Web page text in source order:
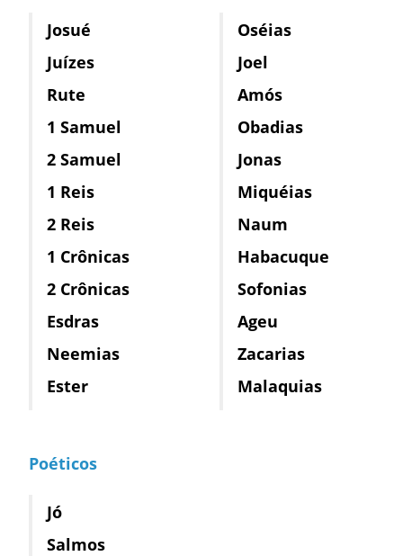
Josué
Juízes
Rute
1 Samuel
2 Samuel
1 Reis
2 Reis
1 Crônicas
2 Crônicas
Esdras
Neemias
Ester
Poéticos
Jó
Salmos
Oséias
Joel
Amós
Obadias
Jonas
Miquéias
Naum
Habacuque
Sofonias
Ageu
Zacarias
Malaquias